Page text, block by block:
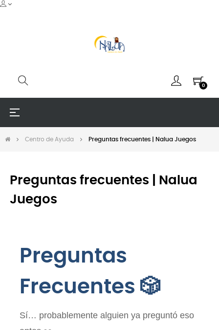
0
Navegación
☰
Centro de Ayuda Preguntas frecuentes | Nalua Juegos
Preguntas frecuentes | Nalua
Juegos
Preguntas
Frecuentes 🎲
Sí… probablemente alguien ya preguntó eso